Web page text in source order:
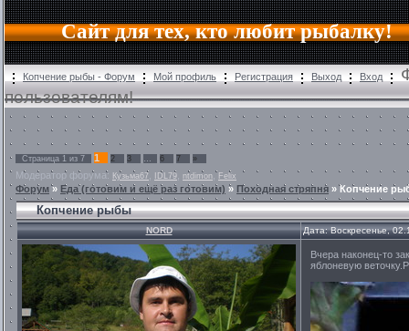
Сайт для тех, кто любит рыбалку!
Копчение рыбы - Форум Мой профиль Регистрация Выход Вход
пользователям!
Страница 1 из 7 1 2 3 … 6 7 »
Модератор форума: Кузьма67 IDL79 ntdimon , Felix
Форум» Еда (готовим и ещё раз готовим) » Походная стряпня »Копчение
Копчение рыбы
NORD Дата: Воскресенье,
Вчера наконец-то
яблоневую